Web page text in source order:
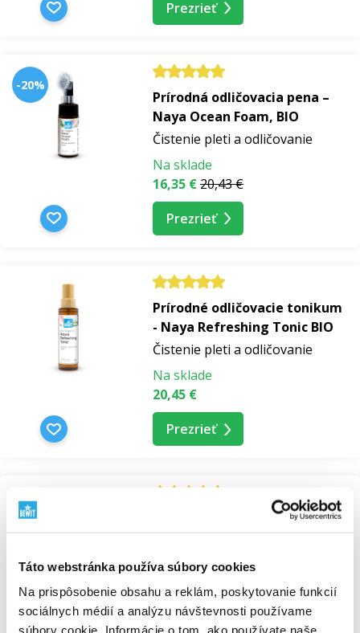
Táto webstránka používa súbory cookies
Na prispôsobenie obsahu a reklám, poskytovanie funkcií
sociálnych médií a analýzu návštevnosti používame
súbory cookie. Informácie o tom, ako používate naše
Prezrieť
-20%
Prírodná odličovacia pena –
Naya Ocean Foam, BIO
Čistenie pleti a odličovanie
Na sklade
16,35 €20,43 €
Prezrieť
Prírodné odličovacie tonikum
- Naya Refreshing Tonic BIO
Čistenie pleti a odličovanie
Na sklade
20,45 €
Prezrieť
NOVINKA
Prírodný dvojfázový
odličovač očí – Naya Silky Eye
Čistenie pleti a odličovanie
Nedostupné
20,03 €